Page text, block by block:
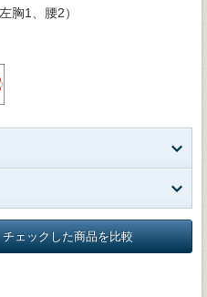
胸1、腰2）
チェックした商品を比較